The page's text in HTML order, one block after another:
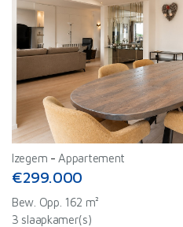
Izegem -Appartement
€299.000
Bew. Opp. 162 m²
3 slaapkamer(s)